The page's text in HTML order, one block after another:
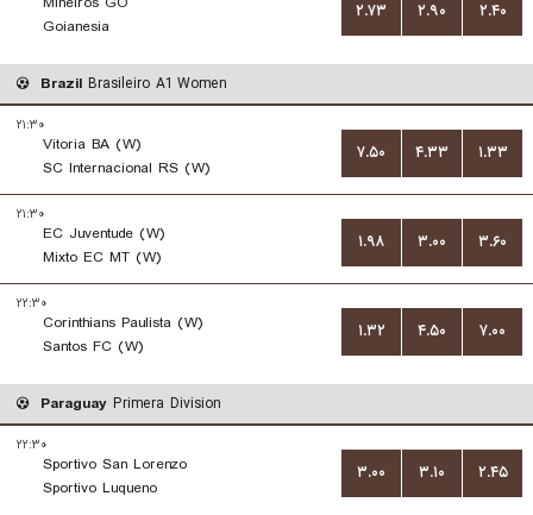
Goianesia
۲.۷۳ ۲.۹۰ ۲.۴۰
Brazil Brasileiro A1 Women
۲۱:۳۰
Vitoria BA (W)
SC Internacional RS (W)
۷.۵۰ ۴.۳۳ ۱.۳۳
۲۱:۳۰
EC Juventude (W)
Mixto EC MT (W)
۱.۹۸ ۳.۰۰ ۳.۶۰
۲۲:۳۰
Corinthians Paulista (W)
Santos FC (W)
۱.۳۲ ۴.۵۰ ۷.۰۰
Paraguay Primera Division
۲۲:۳۰
Sportivo San Lorenzo
Sportivo Luqueno
۳.۰۰ ۳.۱۰ ۲.۴۵